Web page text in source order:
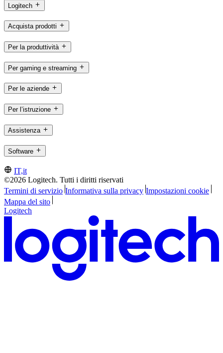
Logitech
Acquista prodotti
Per la produttività
Per gaming e streaming
Per le aziende
Per l’istruzione
Assistenza
Software
IT,it
©2026 Logitech. Tutti i diritti riservati
Termini di servizio Informativa sulla privacy Impostazioni cookie
Mappa del sito
Logitech